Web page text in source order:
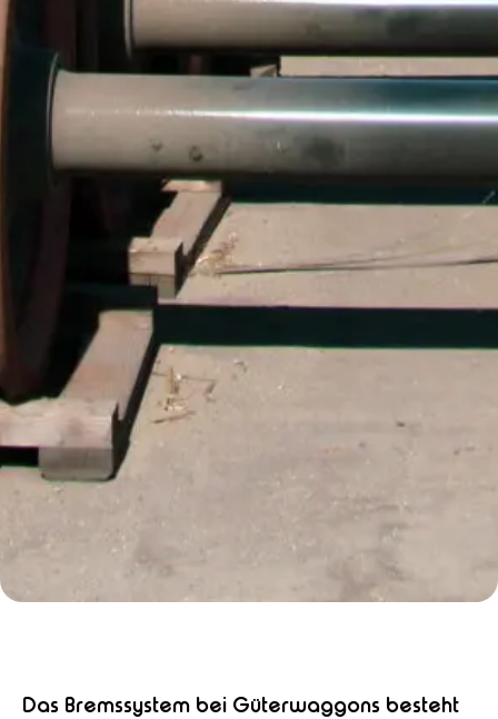
Das Bremssystem bei Güterwaggons besteht